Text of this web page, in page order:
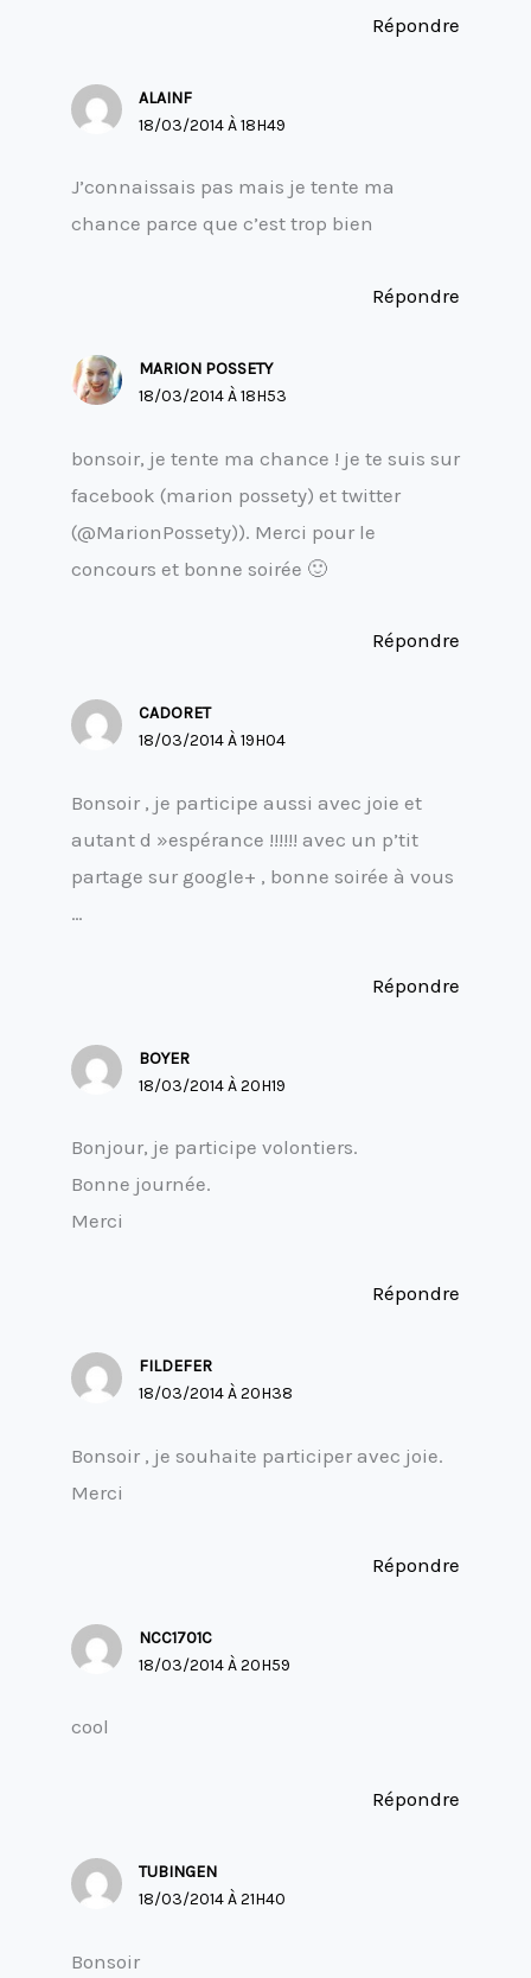
Répondre
ALAINF
18/03/2014 À 18H49
J’connaissais pas mais je tente ma
chance parce que c’est trop bien
Répondre
MARION POSSETY
18/03/2014 À 18H53
bonsoir, je tente ma chance ! je te suis sur
facebook (marion possety) et twitter
(@MarionPossety)). Merci pour le
concours et bonne soirée 🙂
Répondre
CADORET
18/03/2014 À 19H04
Bonsoir , je participe aussi avec joie et
autant d »espérance !!!!!! avec un p’tit
partage sur google+ , bonne soirée à vous
…
Répondre
BOYER
18/03/2014 À 20H19
Bonjour, je participe volontiers.
Bonne journée.
Merci
Répondre
FILDEFER
18/03/2014 À 20H38
Bonsoir , je souhaite participer avec joie.
Merci
Répondre
NCC1701C
18/03/2014 À 20H59
cool
Répondre
TUBINGEN
18/03/2014 À 21H40
Bonsoir